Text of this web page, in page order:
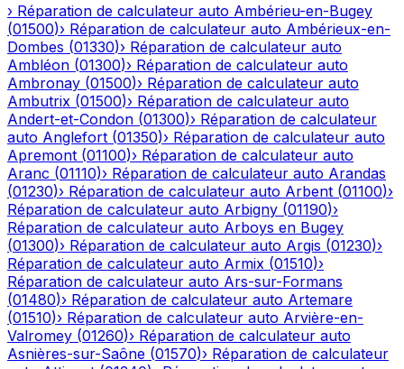
› Réparation de calculateur auto Ambérieu-en-Bugey
(01500)› Réparation de calculateur auto Ambérieux-en-
Dombes (01330)› Réparation de calculateur auto
Ambléon (01300)› Réparation de calculateur auto
Ambronay (01500)› Réparation de calculateur auto
Ambutrix (01500)› Réparation de calculateur auto
Andert-et-Condon (01300)› Réparation de calculateur
auto Anglefort (01350)› Réparation de calculateur auto
Apremont (01100)› Réparation de calculateur auto
Aranc (01110)› Réparation de calculateur auto Arandas
(01230)› Réparation de calculateur auto Arbent (01100)›
Réparation de calculateur auto Arbigny (01190)›
Réparation de calculateur auto Arboys en Bugey
(01300)› Réparation de calculateur auto Argis (01230)›
Réparation de calculateur auto Armix (01510)›
Réparation de calculateur auto Ars-sur-Formans
(01480)› Réparation de calculateur auto Artemare
(01510)› Réparation de calculateur auto Arvière-en-
Valromey (01260)› Réparation de calculateur auto
Asnières-sur-Saône (01570)› Réparation de calculateur